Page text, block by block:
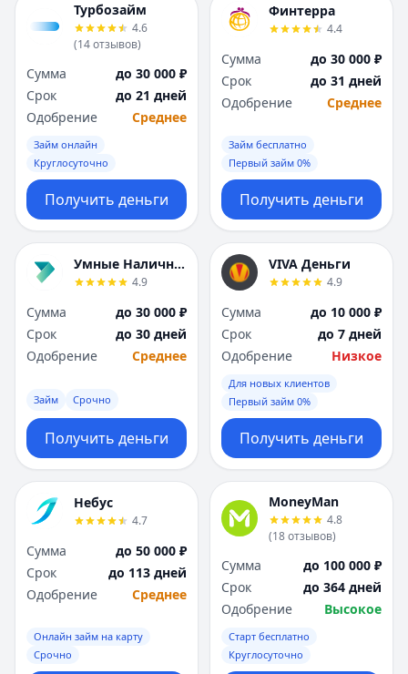
Турбозайм
4.6
(14отзывов)
Сумма
до 30 000 ₽
Срок
до 21 дней
Одобрение
Среднее
Займ онлайн
Круглосуточно
Получить деньги
Финтерра
4.4
Сумма
до 30 000 ₽
Срок
до 31 дней
Одобрение
Среднее
Займ бесплатно
Первый займ 0%
Получить деньги
Умные Наличные
4.9
Сумма
до 30 000 ₽
Срок
до 30 дней
Одобрение
Среднее
Займ Срочно
Получить деньги
VIVA Деньги
4.9
Сумма
до 10 000 ₽
Срок
до 7 дней
Одобрение
Низкое
Для новых клиентов
Первый займ 0%
Получить деньги
Небус
4.7
Сумма
до 50 000 ₽
Срок
до 113 дней
Одобрение
Среднее
Онлайн займ на карту
Срочно
MoneyMan
4.8
(18отзывов)
Сумма
до 100 000 ₽
Срок
до 364 дней
Одобрение
Высокое
Старт бесплатно
Круглосуточно